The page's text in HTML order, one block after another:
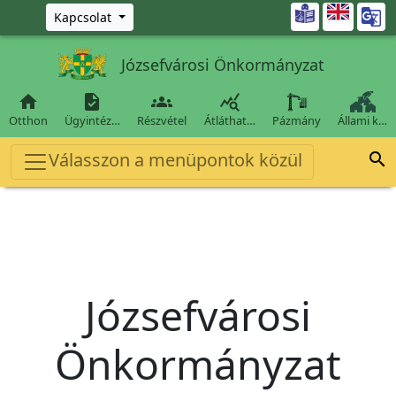
Ugrás a fő tartalomra
Kapcsolat 
Józsefvárosi Önkormányzat

Otthon

Ügyintéz…

Részvétel

Átláthat… Pázmány Állami k…
Válasszon a menüpontok közül 
Józsefvárosi
Önkormányzat